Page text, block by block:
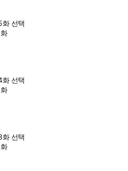
선택
선택
선택